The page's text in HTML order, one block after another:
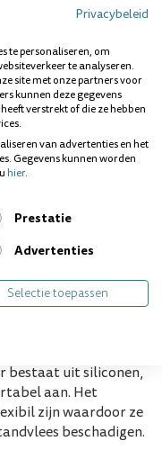
ook de
ragers zijn speciaal
van de Original
De Extra Soft
als de Original
Deze
zes verschillende
is het lastig
te ragen.
kop en een
in de mond kan
borstelhaartjes,
bestaat uit siliconen,
aan. Het
zijn waardoor ze
beschadigen.
Privacybeleid
te personaliseren, om
te analyseren.
site met onze partners voor
kunnen deze gegevens
verstrekt of die ze hebben
van advertenties en het
Gegevens kunnen worden
hier.
Prestatie
Advertenties
Selectie toepassen